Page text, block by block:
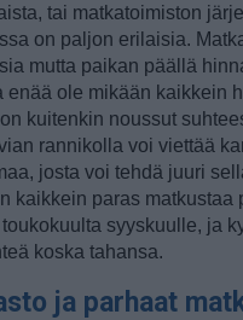
tai matkatoimiston
on paljon erilaisia.
mutta paikan päällä
enää ole mikään kaikkein
kuitenkin noussut
rannikolla voi viettää
josta voi tehdä juuri
kaikkein paras matkustaa
syyskuulle, ja
koska tahansa.
ja parhaat